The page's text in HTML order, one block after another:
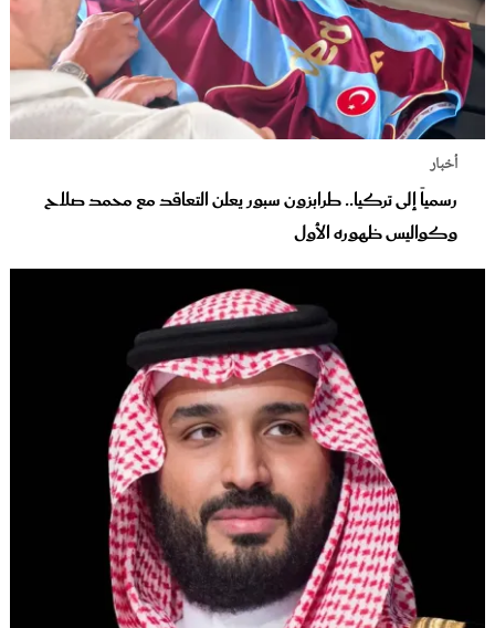
أخبار
رسمياً إلى تركيا.. طرابزون سبور يعلن التعاقد مع محمد صلاح
وكواليس ظهوره الأول